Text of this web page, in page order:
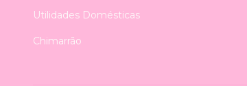
Utilidades Domésticas
Chimarrão